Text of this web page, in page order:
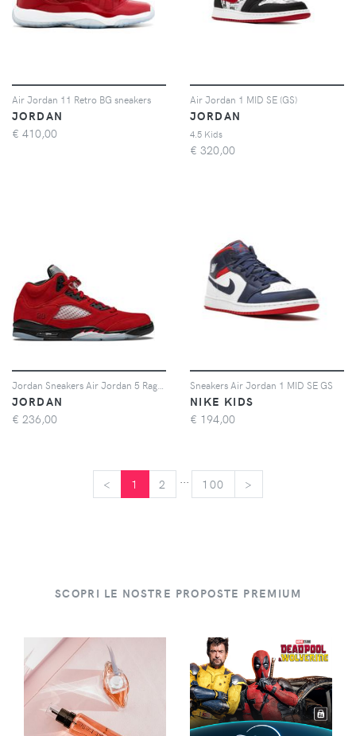
Air Jordan 11 Retro BG sneakers
JORDAN
€ 410,00
Air Jordan 1 MID SE (GS)
JORDAN
4.5 Kids
€ 320,00
JORDAN
€ 236,00
Sneakers Air Jordan 1 MID SE GS
NIKE KIDS
€ 194,00
< 1 2 100 >
SCOPRI LE NOSTRE PROPOSTE PREMIUM